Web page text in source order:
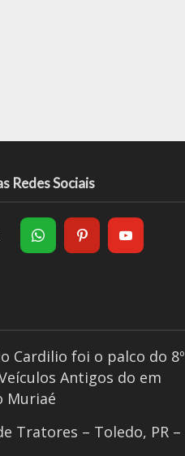
Redes Sociais
Cardilio foi o palco do 8º
Antigos do em
Muriaé
Tratores – Toledo, PR –